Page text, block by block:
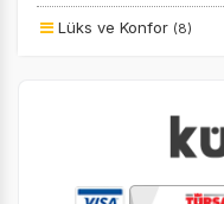
Lüks ve Konfor (8)
Ulaşım ve Transfer(4)
Deniz(2)